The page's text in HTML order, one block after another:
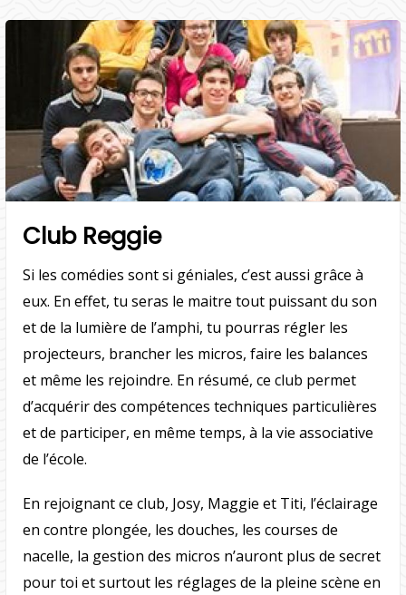
Club Reggie
Si les comédies sont si géniales, c’est aussi grâce à
eux. En effet, tu seras le maitre tout puissant du son
et de la lumière de l’amphi, tu pourras régler les
projecteurs, brancher les micros, faire les balances
et même les rejoindre. En résumé, ce club permet
d’acquérir des compétences techniques particulières
et de participer, en même temps, à la vie associative
de l’école.
En rejoignant ce club, Josy, Maggie et Titi, l’éclairage
en contre plongée, les douches, les courses de
nacelle, la gestion des micros n’auront plus de secret
pour toi et surtout les réglages de la pleine scène en